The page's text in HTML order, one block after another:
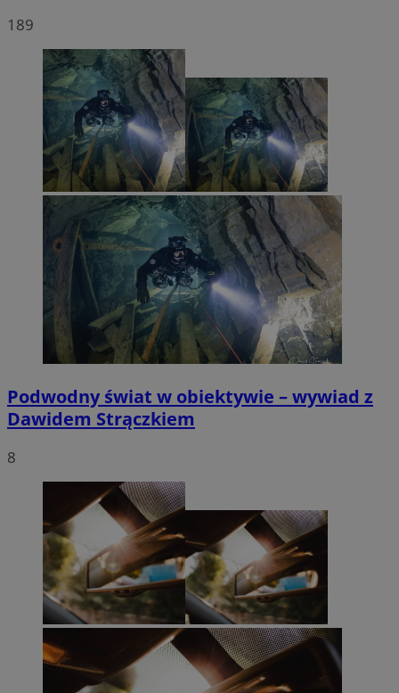
189
Podwodny świat w obiektywie – wywiad z
Dawidem Strączkiem
8